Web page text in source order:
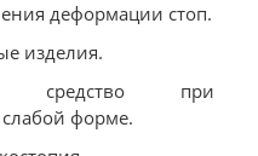
деформации стоп.
изделия.
средство при
форме.